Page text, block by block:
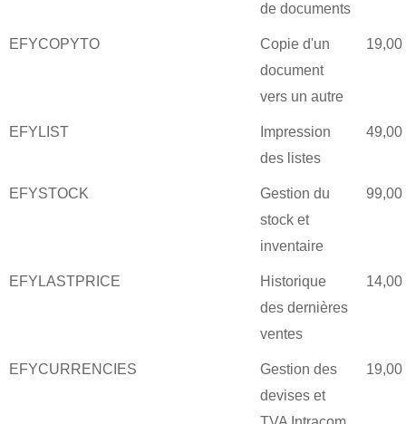
de documents
EFYCOPYTO
Copie d'un
document
vers un autre
EFYLIST
Impression
des listes
49,00
EFYSTOCK
Gestion du
stock et
inventaire
99,00
EFYLASTPRICE
Historique
des dernières
ventes
EFYCURRENCIES
Gestion des
devises et